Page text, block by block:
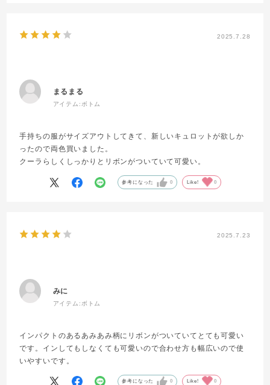
2025.7.28
まるまる
アイテム: ボトム
手持ちの服がサイズアウトしてきて、新しいキュロットが欲しか
ったので両色買いました。
クーラらしくしっかりとリボンがついていて可愛い。
参考になった 0 Like! 0
2025.7.23
みに
アイテム: ボトム
インパクトのあるあみあみ柄にリボンがついていてとても可愛い
です。インしてもしなくても可愛いので合わせ方も幅広いので使
いやすいです。
参考になった 0 Like! 0